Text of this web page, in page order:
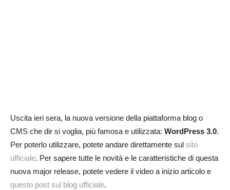
Uscita ieri sera, la nuova versione della piattaforma blog o
CMS che dir si voglia, più famosa e utilizzata: WordPress 3.0.
Per poterlo utilizzare, potete andare direttamente sul sito
ufficiale. Per sapere tutte le novità e le caratteristiche di questa
nuova major release, potete vedere il video a inizio articolo e
questo post sul blog ufficiale.